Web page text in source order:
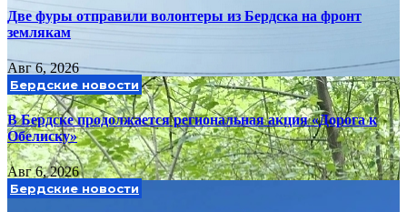
Две фуры отправили волонтеры из Бердска на фронт
землякам
Авг 6, 2026
Бердские новости
В Бердске продолжается региональная акция «Дорога к
Обелиску»
Авг 6, 2026
Бердские новости